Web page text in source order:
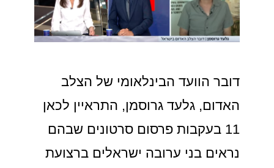
דובר הוועד הבינלאומי של הצלב
האדום, גלעד גרוסמן, התראיין לכאן
11 בעקבות פרסום סרטונים שבהם
נראים בני ערובה ישראלים ברצועת